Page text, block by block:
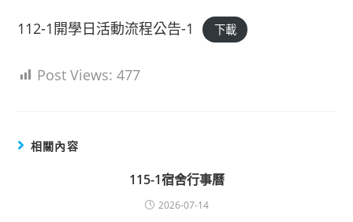
112-1開學日活動流程公告-1 下載
Post Views: 477
相關內容
115-1宿舍行事曆
2026-07-14